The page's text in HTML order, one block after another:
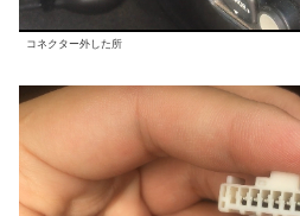
コネクター外した所